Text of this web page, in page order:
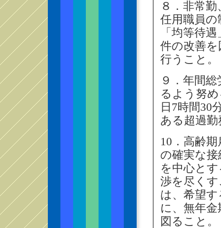
８．非常
任用職員
「均等待
件の改善
行うこと。
９．年間
るよう努
日7時間30
ある超過
10．高齢
の確実な
を中心と
渉を尽く
は、希望
に、無年
図ること。